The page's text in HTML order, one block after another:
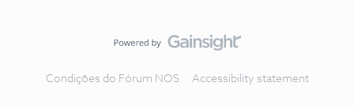
Condições do Fórum NOS Accessibility statement